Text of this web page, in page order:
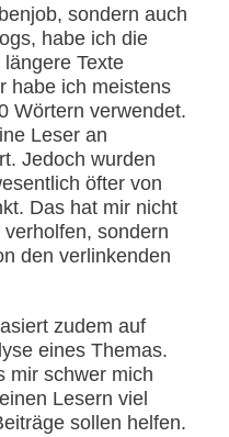
sondern auch
habe ich die
Texte
habe ich meistens
Wörtern verwendet.
Leser an
Jedoch wurden
öfter von
Das hat mir nicht
sondern
den verlinkenden
zudem auf
eines Themas.
mir schwer mich
Lesern viel
sollen helfen.